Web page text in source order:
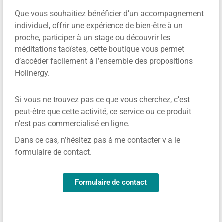
Que vous souhaitiez bénéficier d’un accompagnement
individuel, offrir une expérience de bien-être à un
proche, participer à un stage ou découvrir les
méditations taoïstes, cette boutique vous permet
d’accéder facilement à l’ensemble des propositions
Holinergy.
Si vous ne trouvez pas ce que vous cherchez, c’est
peut-être que cette activité, ce service ou ce produit
n’est pas commercialisé en ligne.
Dans ce cas, n’hésitez pas à me contacter via le
formulaire de contact.
Formulaire de contact